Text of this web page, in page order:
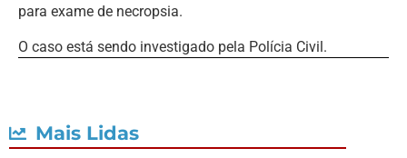
para exame de necropsia.
O caso está sendo investigado pela Polícia Civil.
Mais Lidas